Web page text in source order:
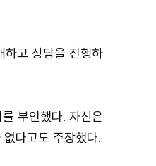
하고 상담을 진행하
부인했다. 자신은
다고도 주장했다.